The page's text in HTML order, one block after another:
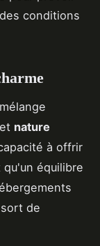
conditions
et nature
à offrir
qu'un équilibre
de